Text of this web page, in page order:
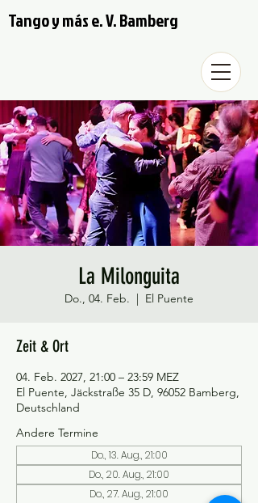
Tango y más e. V. Bamberg
La Milonguita
Do., 04. Feb.
  |
El Puente
Zeit & Ort
04. Feb. 2027, 21:00 – 23:59 MEZ
El Puente, Jäckstraße 35 D, 96052 Bamberg,
Deutschland
Andere Termine
Do., 13. Aug., 21:00
Do., 20. Aug., 21:00
Do., 27. Aug., 21:00